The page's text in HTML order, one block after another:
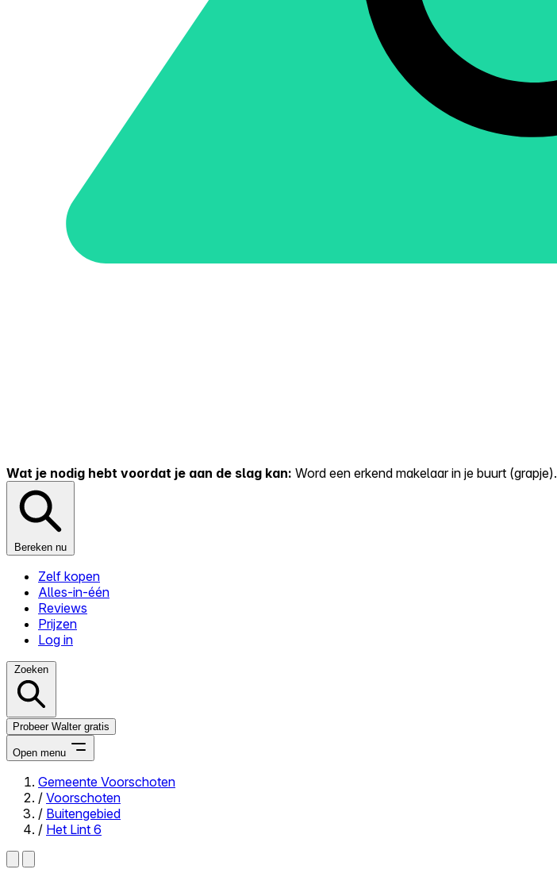
Wat je nodig hebt voordat je aan de slag kan: Word een erkend makelaar in je buurt (grapje).
Bereken nu
Zelf kopen
Alles-in-één
Reviews
Prijzen
Log in
Zoeken
Probeer Walter gratis
Open menu
Close menu
Gemeente Voorschoten
/ Voorschoten
/ Buitengebied
/ Het Lint 6